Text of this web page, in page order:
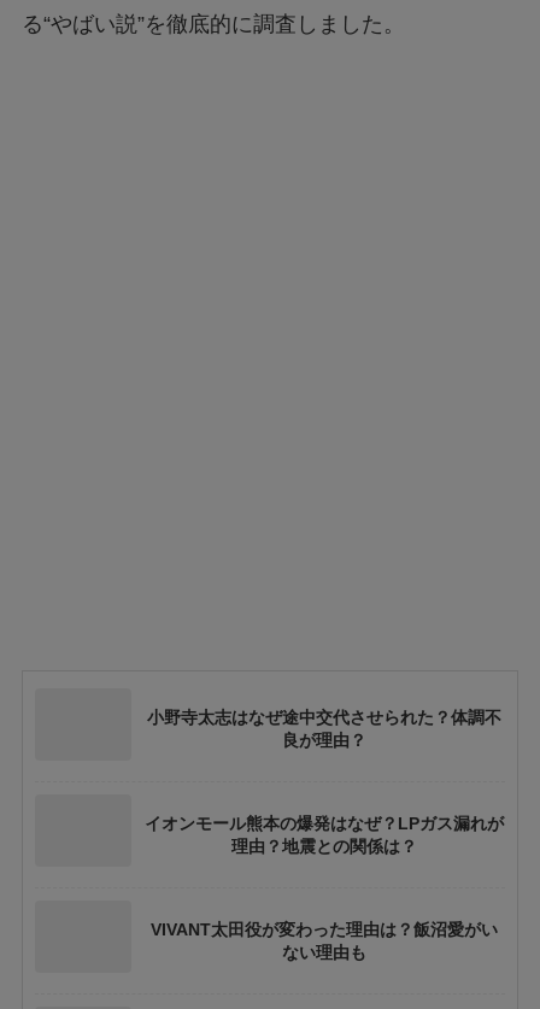
る“やばい説”を徹底的に調査しました。
小野寺太志はなぜ途中交代させられた？体調不
良が理由？
イオンモール熊本の爆発はなぜ？LPガス漏れが
理由？地震との関係は？
VIVANT太田役が変わった理由は？飯沼愛がい
ない理由も